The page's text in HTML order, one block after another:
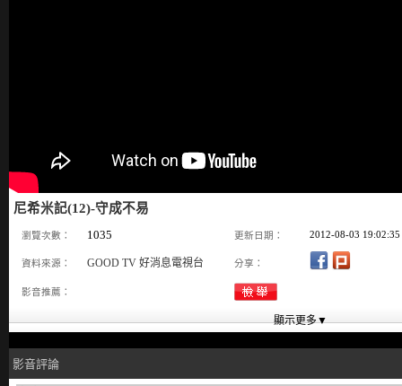
尼希米記(12)-守成不易
瀏覽次數： 1035 更新日期： 2012-08-03 19:02:35
資料來源： GOOD TV 好消息電視台 分享：
影音推薦：
影音評論